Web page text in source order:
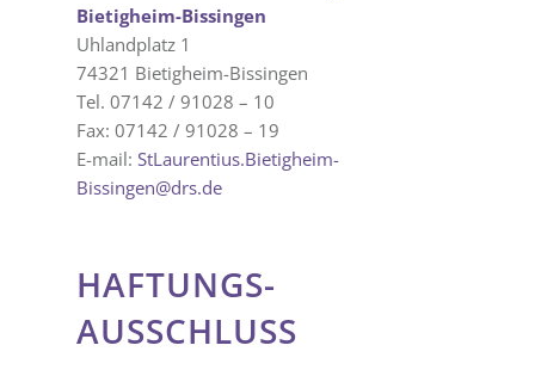
Bietigheim-Bissingen
Uhlandplatz 1
74321 Bietigheim-Bissingen
Tel. 07142 / 91028 – 10
Fax: 07142 / 91028 – 19
E-mail: StLaurentius.Bietigheim-
Bissingen@drs.de
HAFTUNGS­
AUSSCHLUSS